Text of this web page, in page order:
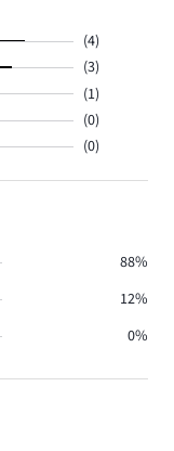
(4)
(3)
(1)
(0)
(0)
88%
12%
0%